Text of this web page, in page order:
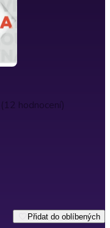
(12 hodnocení)
Přidat do oblíbených